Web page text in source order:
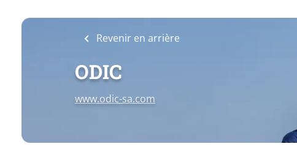
Revenir en arrière
ODIC
www.odic-sa.com